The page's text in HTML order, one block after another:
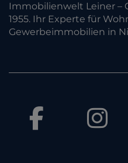
Immobilienwelt Leiner –
1955. Ihr Experte für
Gewerbeimmobilien in